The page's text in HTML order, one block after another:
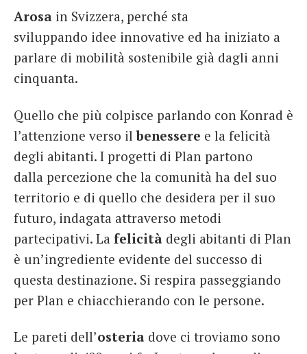
Arosa in Svizzera, perché sta
sviluppando idee innovative ed ha iniziato a
parlare di mobilità sostenibile già dagli anni
cinquanta.
Quello che più colpisce parlando con Konrad è
l’attenzione verso ilbenessere e la felicità
degli abitanti. I progetti di Plan partono
dalla percezione che la comunità ha del suo
territorio e di quello che desidera per il suo
futuro, indagata attraverso metodi
partecipativi. La felicità degli abitanti di Plan
è un’ingrediente evidente del successo di
questa destinazione. Si respira passeggiando
per Plan e chiacchierando con le persone.
Le pareti dell’osteria dove ci troviamo sono